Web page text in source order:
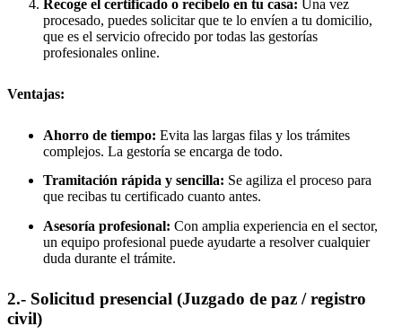
Recoge el certificado o recíbelo en tu casa: Una vez
procesado, puedes solicitar que te lo envíen a tu domicilio,
que es el servicio ofrecido por todas las gestorías
profesionales online.
Ventajas:
Ahorro de tiempo: Evita las largas filas y los trámites
complejos. La gestoría se encarga de todo.
Tramitación rápida y sencilla: Se agiliza el proceso para
que recibas tu certificado cuanto antes.
Asesoría profesional: Con amplia experiencia en el sector,
un equipo profesional puede ayudarte a resolver cualquier
duda durante el trámite.
2.- Solicitud presencial (Juzgado de paz / registro
civil)